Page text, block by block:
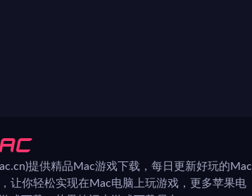
提供精品Mac游戏下载，每日更新好玩的Mac
让你轻松实现在Mac电脑上玩游戏，更多苹果电